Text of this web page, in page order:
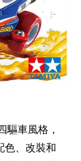
驅車風格，
色、改裝和